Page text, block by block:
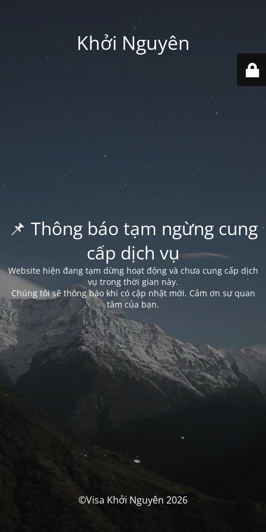
Khởi Nguyên
📌 Thông báo tạm ngừng cung
cấp dịch vụ
Website hiện đang tạm dừng hoạt động và chưa cung cấp dịch
vụ trong thời gian này.
Chúng tôi sẽ thông báo khi có cập nhật mới. Cảm ơn sự quan
tâm của bạn.
©Visa Khởi Nguyên 2026